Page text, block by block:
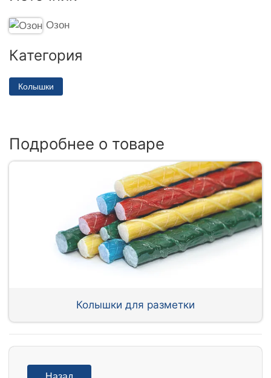
Озон
Категория
Колышки
Подробнее о товаре
Колышки для разметки